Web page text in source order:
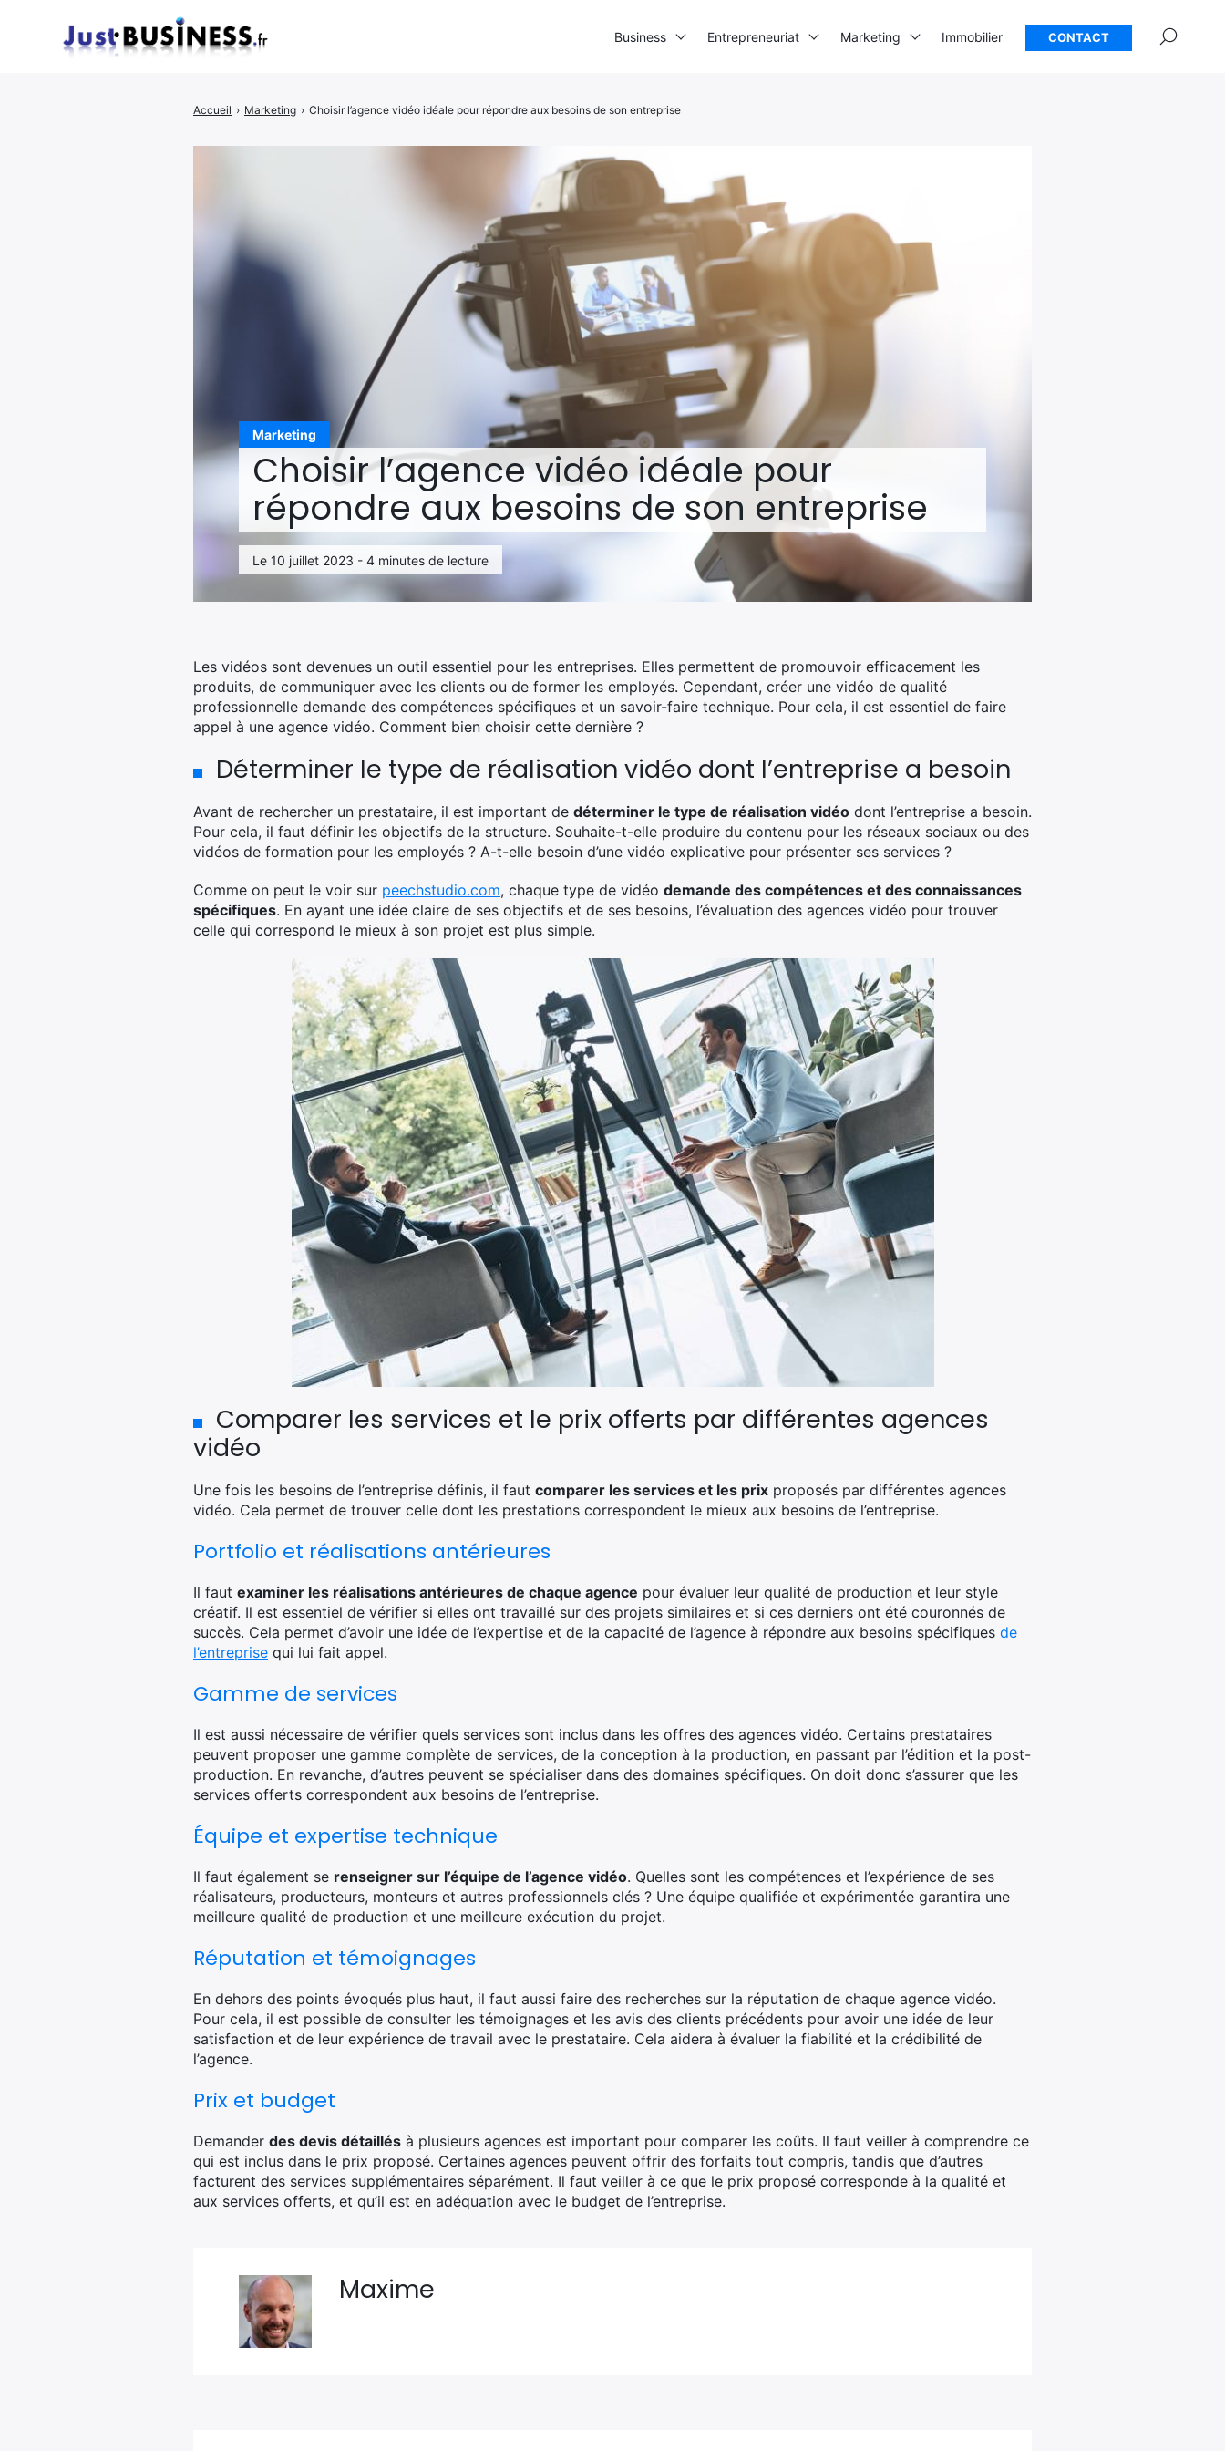
Marketing
Choisir l’agence vidéo idéale pour
répondre aux besoins de son entreprise
Le 10 juillet 2023 - 4 minutes de lecture
Accueil › Marketing › Choisir l’agence vidéo idéale pour répondre aux besoins de son entreprise
Les vidéos sont devenues un outil essentiel pour les entreprises. Elles permettent de promouvoir efficacement les
produits, de communiquer avec les clients ou de former les employés. Cependant, créer une vidéo de qualité
professionnelle demande des compétences spécifiques et un savoir-faire technique. Pour cela, il est essentiel de faire
appel à une agence vidéo. Comment bien choisir cette dernière ?
Déterminer le type de réalisation vidéo dont l’entreprise a besoin
Avant de rechercher un prestataire, il est important de déterminer le type de réalisation vidéo dont l’entreprise a besoin.
Pour cela, il faut définir les objectifs de la structure. Souhaite-t-elle produire du contenu pour les réseaux sociaux ou des
vidéos de formation pour les employés ? A-t-elle besoin d’une vidéo explicative pour présenter ses services ?
Comme on peut le voir sur peechstudio.com, chaque type de vidéo demande des compétences et des connaissances
spécifiques. En ayant une idée claire de ses objectifs et de ses besoins, l’évaluation des agences vidéo pour trouver
celle qui correspond le mieux à son projet est plus simple.
Comparer les services et le prix offerts par différentes agences
vidéo
Une fois les besoins de l’entreprise définis, il faut comparer les services et les prix proposés par différentes agences
vidéo. Cela permet de trouver celle dont les prestations correspondent le mieux aux besoins de l’entreprise.
Portfolio et réalisations antérieures
Il faut examiner les réalisations antérieures de chaque agence pour évaluer leur qualité de production et leur style
créatif. Il est essentiel de vérifier si elles ont travaillé sur des projets similaires et si ces derniers ont été couronnés de
succès. Cela permet d’avoir une idée de l’expertise et de la capacité de l’agence à répondre aux besoins spécifiques de
l’entreprise qui lui fait appel.
Gamme de services
Il est aussi nécessaire de vérifier quels services sont inclus dans les offres des agences vidéo. Certains prestataires
peuvent proposer une gamme complète de services, de la conception à la production, en passant par l’édition et la post-
production. En revanche, d’autres peuvent se spécialiser dans des domaines spécifiques. On doit donc s’assurer que les
services offerts correspondent aux besoins de l’entreprise.
Équipe et expertise technique
Il faut également se renseigner sur l’équipe de l’agence vidéo. Quelles sont les compétences et l’expérience de ses
réalisateurs, producteurs, monteurs et autres professionnels clés ? Une équipe qualifiée et expérimentée garantira une
meilleure qualité de production et une meilleure exécution du projet.
Réputation et témoignages
En dehors des points évoqués plus haut, il faut aussi faire des recherches sur la réputation de chaque agence vidéo.
Pour cela, il est possible de consulter les témoignages et les avis des clients précédents pour avoir une idée de leur
satisfaction et de leur expérience de travail avec le prestataire. Cela aidera à évaluer la fiabilité et la crédibilité de
l’agence.
Prix et budget
Demander des devis détaillés à plusieurs agences est important pour comparer les coûts. Il faut veiller à comprendre ce
qui est inclus dans le prix proposé. Certaines agences peuvent offrir des forfaits tout compris, tandis que d’autres
facturent des services supplémentaires séparément. Il faut veiller à ce que le prix proposé corresponde à la qualité et
aux services offerts, et qu’il est en adéquation avec le budget de l’entreprise.
Maxime
Business Entrepreneuriat Marketing Immobilier CONTACT
Rechercher